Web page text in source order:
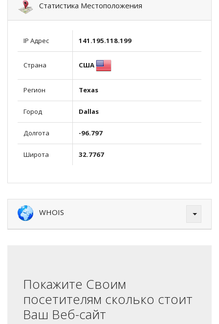
Статистика Местоположения
IP Адрес 141.195.118.199
Страна США
Регион Texas
Город Dallas
Долгота -96.797
Широта 32.7767
WHOIS
Покажите Своим
посетителям сколько стоит
Ваш Веб-сайт